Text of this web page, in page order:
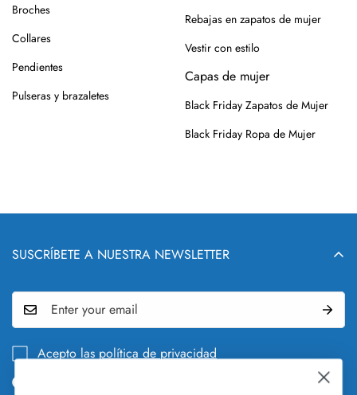
Broches
Collares
Pendientes
Pulseras y brazaletes
Rebajas en zapatos de mujer
Vestir con estilo
Capas de mujer
Black Friday Zapatos de Mujer
Black Friday Ropa de Mujer
SUSCRÍBETE A NUESTRA NEWSLETTER
Acepto las política de privacidad